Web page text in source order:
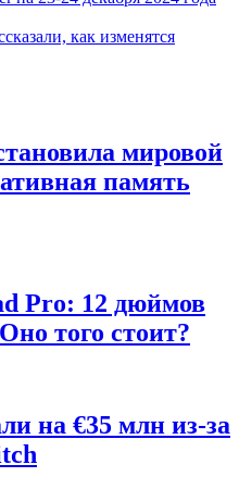
как изменятся
мировой
память
Pro: 12 дюймов
того стоит?
на €35 млн из-за